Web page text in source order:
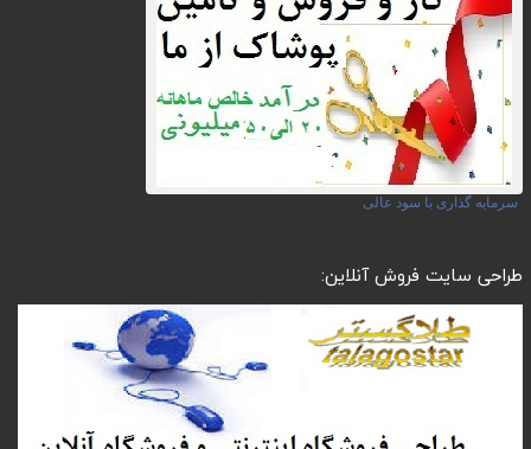
سرمایه گذاری با سود عالی
طراحی سایت فروش آنلاین: